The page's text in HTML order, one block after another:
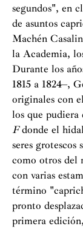
segundos", en
de asuntos
Machén
la Academia,
Durante los
1815 a 1824–,
originales con
los que pudiera
Fdonde el
seres
como otros del
con varias
término
pronto
primera